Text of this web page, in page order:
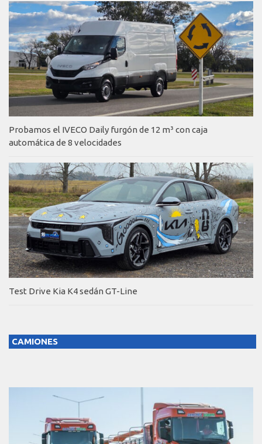
Probamos el IVECO Daily furgón de 12 m³ con caja
automática de 8 velocidades
Test Drive Kia K4 sedán GT-Line
CAMIONES